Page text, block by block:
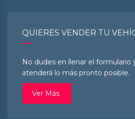
QUIERES VENDER TU
No dudes en llenar el formulario
atenderá lo más pronto posible.
Ver Más